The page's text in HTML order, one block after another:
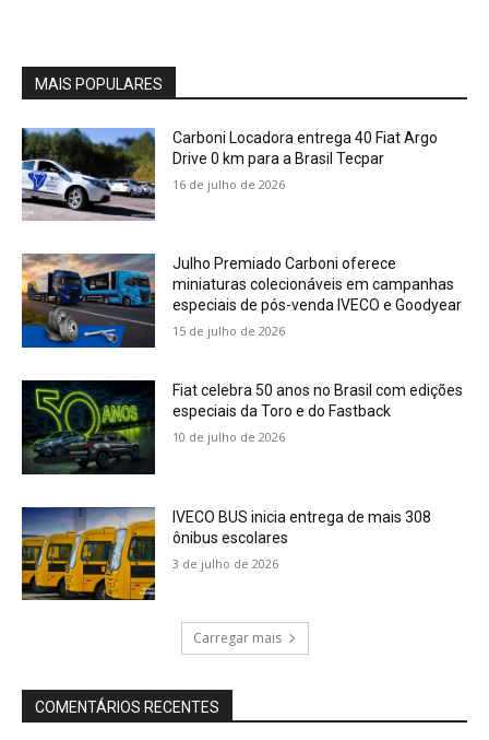
MAIS POPULARES
Carboni Locadora entrega 40 Fiat Argo
Drive 0 km para a Brasil Tecpar
16 de julho de 2026
Julho Premiado Carboni oferece
miniaturas colecionáveis em campanhas
especiais de pós-venda IVECO e Goodyear
15 de julho de 2026
Fiat celebra 50 anos no Brasil com edições
especiais da Toro e do Fastback
10 de julho de 2026
IVECO BUS inicia entrega de mais 308
ônibus escolares
3 de julho de 2026
Carregar mais
COMENTÁRIOS RECENTES